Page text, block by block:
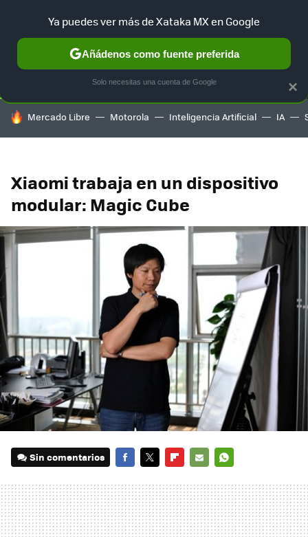
SELECCIÓN GAMING HOME AUTO TERRITORIO
HOY SE HABLA DE
Mercado Libre Motorola Inteligencia Artificial IA
Xiaomi trabaja en un dispositivo
modular: Magic Cube
Sin comentarios
MAIL
×
Ya puedes ver más de Xataka MX en Google
Añádenos como fuente preferida
Solo necesitas una cuenta de Google